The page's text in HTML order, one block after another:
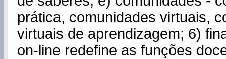
prática, comunidades virtuais,
virtuais de aprendizagem; 6)
on-line redefine as funções